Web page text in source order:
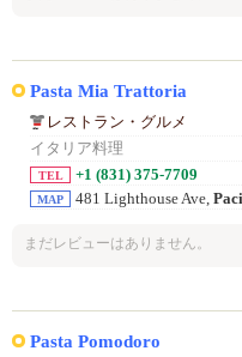
Pasta Mia Trattoria
レストラン・グルメ
イタリア料理
TEL +1 (831) 375-7709
MAP 481 Lighthouse Ave,
まだレビューはありません。
Pasta Pomodoro